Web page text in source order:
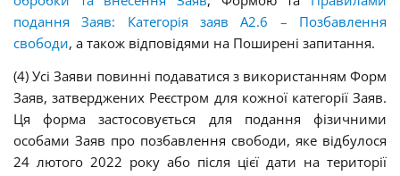
подання Заяв: Категорія заяв A2.6 – Позбавлення
свободи, а також відповідями на Поширені запитання.
(4) Усі Заяви повинні подаватися з використанням Форм
Заяв, затверджених Реєстром для кожної категорії Заяв.
Ця форма застосовується для подання фізичними
особами Заяв про позбавлення свободи, яке відбулося
24 лютого 2022 року або після цієї дати на території